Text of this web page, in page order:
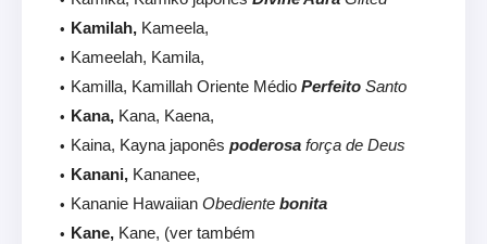
Kamilah, Kameela,
Kameelah, Kamila,
Kamilla, Kamillah Oriente Médio Perfeito Santo
Kana, Kana, Kaena,
Kaina, Kayna japonês poderosa força de Deus
Kanani, Kananee,
Kananie Hawaiian Obediente bonita
Kane, Kane, (ver também